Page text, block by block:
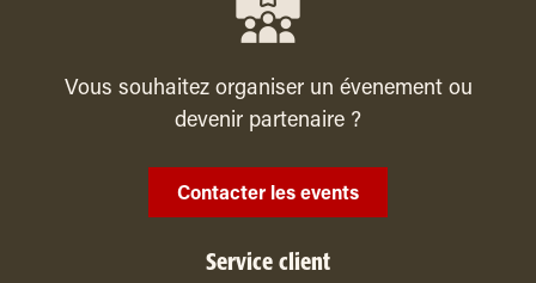
Vous souhaitez organiser un évenement ou
devenir partenaire ?
Contacter les events
Service client